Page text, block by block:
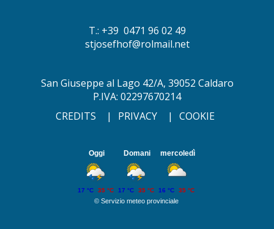
T.: +39 0471 96 02 49
stjosefhof@rolmail.net
San Giuseppe al Lago 42/A, 39052 Caldaro
P.IVA: 02297670214
CREDITS
| PRIVACY | COOKIE
Oggi Domani mercoledì
© Servizio meteo provinciale
17 °C 35 °C 17 °C 35 °C 16 °C 35 °C